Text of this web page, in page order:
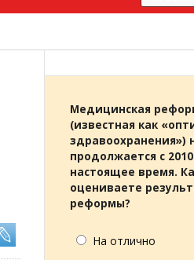
Медицинская
(известная как
здравоохранения»)
продолжается с
настоящее время.
оцениваете
реформы?
На отлично